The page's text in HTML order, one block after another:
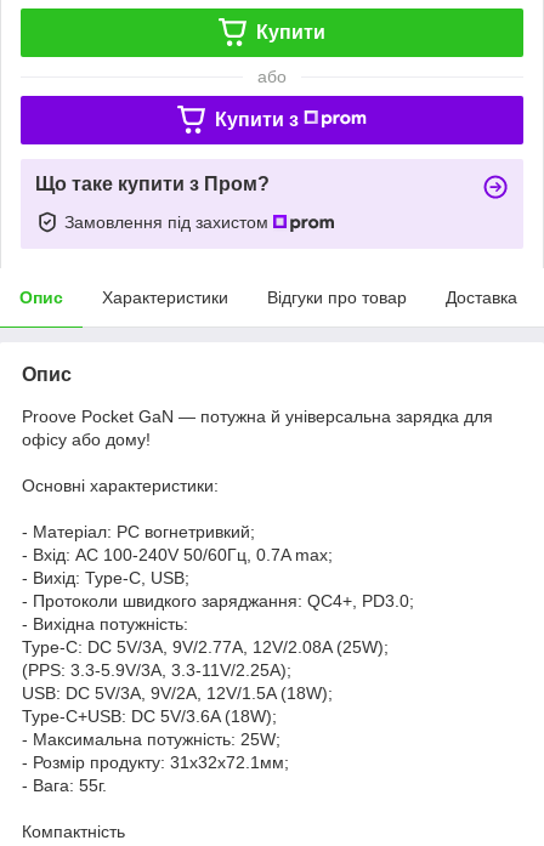
Купити
або
Купити з
Що таке купити з Пром?
Замовлення під захистом
Опис Характеристики Відгуки про товар Доставка
Опис
Proove Pocket GaN — потужна й універсальна зарядка для
офісу або дому!
Основні характеристики:
- Матеріал: PC вогнетривкий;
- Вхід: AC 100-240V 50/60Гц, 0.7A max;
- Вихід: Type-C, USB;
- Протоколи швидкого заряджання: QC4+, PD3.0;
- Вихідна потужність:
Type-C: DC 5V/3A, 9V/2.77A, 12V/2.08A (25W);
(PPS: 3.3-5.9V/3A, 3.3-11V/2.25A);
USB: DC 5V/3A, 9V/2A, 12V/1.5A (18W);
Type-C+USB: DC 5V/3.6A (18W);
- Максимальна потужність: 25W;
- Розмір продукту: 31x32x72.1мм;
- Вага: 55г.
Компактність